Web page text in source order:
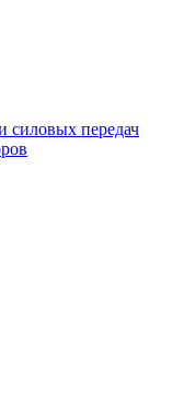
силовых передач